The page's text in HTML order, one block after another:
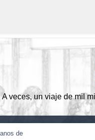
A veces, un viaje de mil
de